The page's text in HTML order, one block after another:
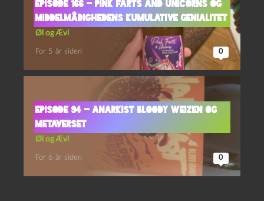
Episode 166 – Pink Farts and Unicorns og
middelmådighedens kumulative genialitet
Øl og Ævl
For 5 år siden 0
Episode 94 – Anarkist Bloody Weizen og
Metaverset
Øl og Ævl
For 6 år siden 0